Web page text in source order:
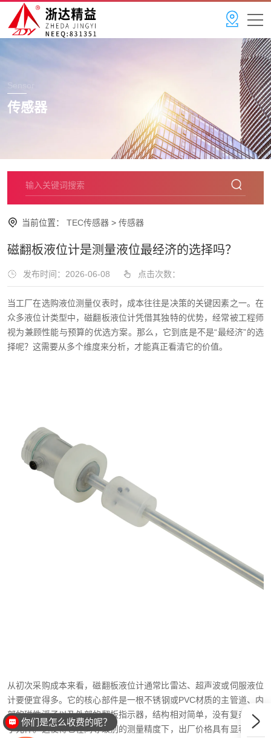
Sensor
传感器
当前位置： TEC传感器 > 传感器
磁翻板液位计是测量液位最经济的选择吗？
发布时间：2026-06-08 点击次数：
当工厂在选购液位测量仪表时，成本往往是决策的关键因素之一。在
众多液位计类型中，磁翻板液位计凭借其独特的优势，经常被工程师
视为兼顾性能与预算的优选方案。那么，它到底是不是“最经济”的选
择呢？这需要从多个维度来分析，才能真正看清它的价值。
从初次采购成本来看，磁翻板液位计通常比雷达、超声波或伺服液位
计要便宜得多。它的核心部件是一根不锈钢或PVC材质的主管道、内
部的磁性浮子以及外部的翻板指示器，结构相对简单，没有复杂的电
子元件。这使得它在同等级别的测量精度下，出厂价格具有显著竞争
你们是怎么收费的呢？